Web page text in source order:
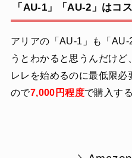
「AU-1」「AU-2」はコ
アリアの「AU-1」も「
うとわかると思うんだけ
レレを始めるのに最低限
ので7,000円程度で購入す